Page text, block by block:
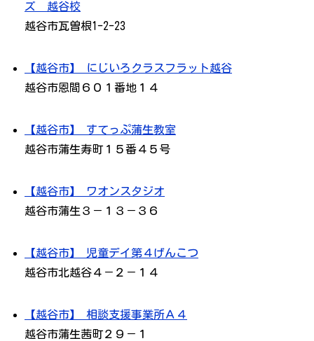
ズ 越谷校
越谷市瓦曽根1-2-23
【越谷市】 にじいろクラスフラット越谷
越谷市恩間６０１番地１４
【越谷市】 すてっぷ蒲生教室
越谷市蒲生寿町１５番４５号
【越谷市】 ワオンスタジオ
越谷市蒲生３－１３－３６
【越谷市】 児童デイ第４げんこつ
越谷市北越谷４－２－１４
【越谷市】 相談支援事業所Ａ４
越谷市蒲生茜町２９－１